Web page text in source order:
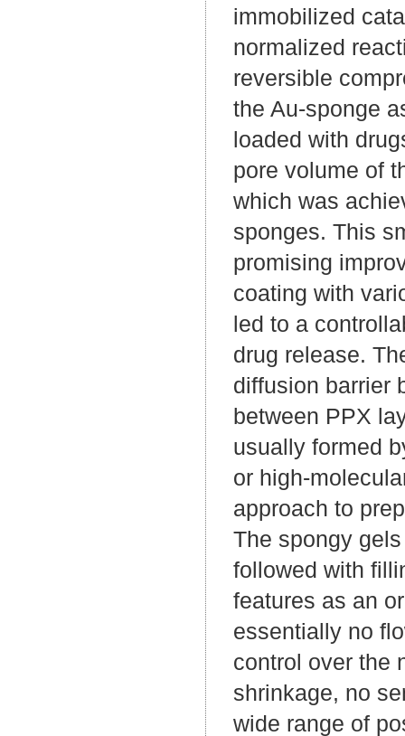
immobilized
normalized
reversible
the Au-sponge
loaded with
pore volume of
which was
sponges. This
promising
coating with
led to a
drug release.
diffusion barrier
between PPX
usually formed
or high-
approach to
The spongy
followed with
features as an
essentially no
control over the
shrinkage, no
wide range of